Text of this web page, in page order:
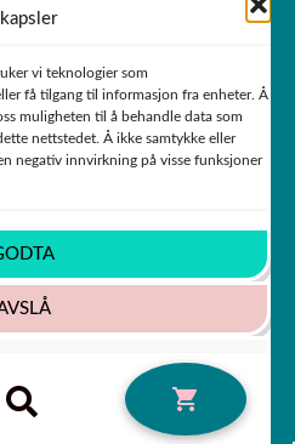
vi teknologier som
få tilgang til informasjon fra enheter. Å
muligheten til å behandle data som
nettstedet. Å ikke samtykke eller
negativ innvirkning på visse funksjoner
Personvernsregler
Chevy Truck
K87335